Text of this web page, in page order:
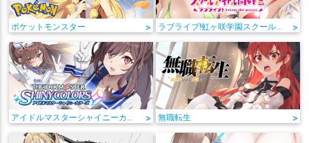
ポケットモンスター > ラブライブ!虹ヶ咲学園スクールアイドル同好会 >
アイドルマスターシャイニーカラーズ > 無職転生 >